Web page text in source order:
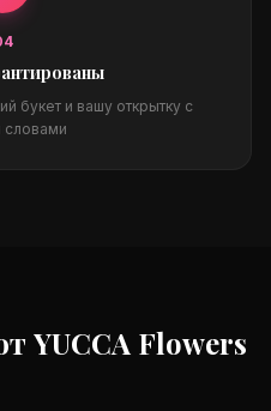
4
букет и вашу открытку с
словами
YUCCA Flowers